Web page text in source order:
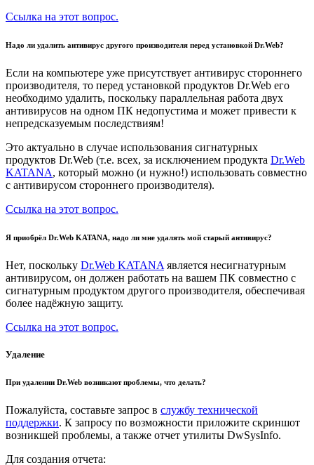
Ссылка на этот вопрос.
Надо ли удалить антивирус другого производителя перед установкой Dr.Web?
Если на компьютере уже присутствует антивирус стороннего
производителя, то перед установкой продуктов Dr.Web его
необходимо удалить, поскольку параллельная работа двух
антивирусов на одном ПК недопустима и может привести к
непредсказуемым последствиям!
Это актуально в случае использования сигнатурных
продуктов Dr.Web (т.е. всех, за исключением продукта Dr.Web
KATANA, который можно (и нужно!) использовать совместно
с антивирусом стороннего производителя).
Ссылка на этот вопрос.
Я приобрёл Dr.Web KATANA, надо ли мне удалять мой старый антивирус?
Нет, поскольку Dr.Web KATANA является несигнатурным
антивирусом, он должен работать на вашем ПК совместно с
сигнатурным продуктом другого производителя, обеспечивая
более надёжную защиту.
Ссылка на этот вопрос.
Удаление
При удалении Dr.Web возникают проблемы, что делать?
Пожалуйста, составьте запрос в службу технической
поддержки. К запросу по возможности приложите скриншот
возникшей проблемы, а также отчет утилиты DwSysInfo.
Для создания отчета: